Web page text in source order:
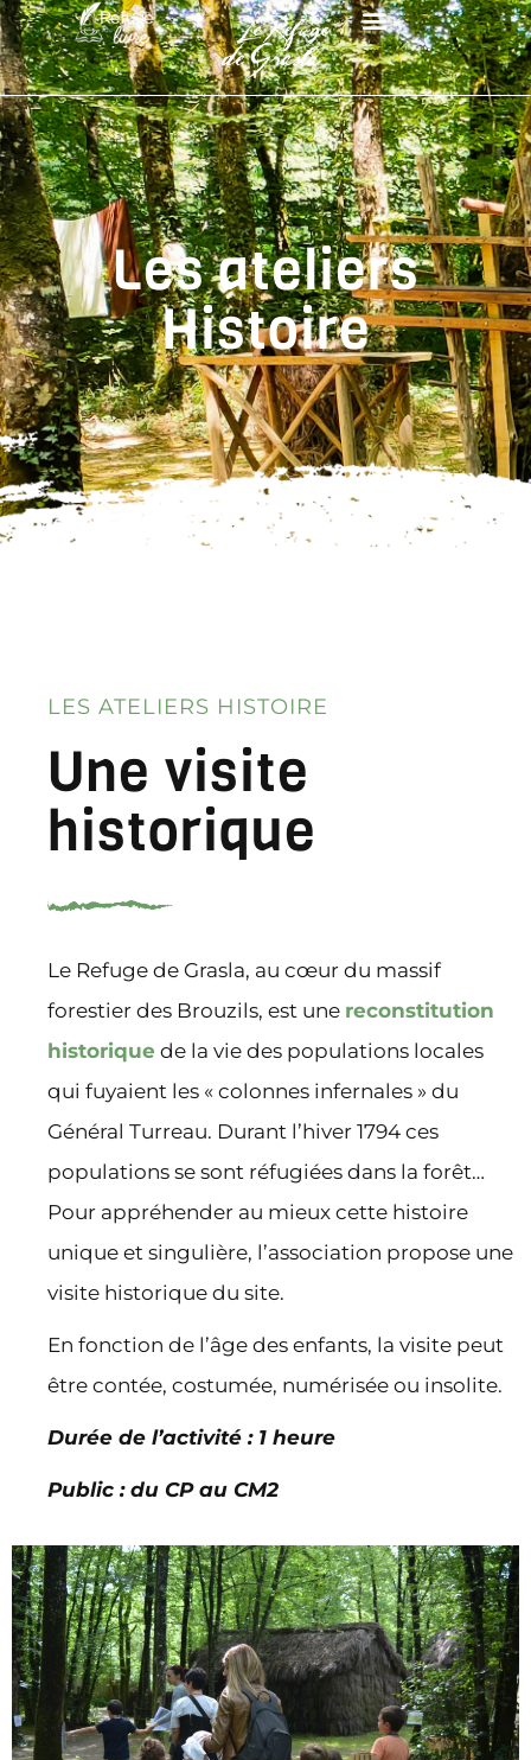
Les ateliers Histoire
Les ateliers
Histoire
LES ATELIERS HISTOIRE
Une visite
historique
Le Refuge de Grasla, au cœur du massif
forestier des Brouzils, est une reconstitution
historique de la vie des populations locales
qui fuyaient les « colonnes infernales » du
Général Turreau. Durant l’hiver 1794 ces
populations se sont réfugiées dans la forêt…
Pour appréhender au mieux cette histoire
unique et singulière, l’association propose une
visite historique du site.
En fonction de l’âge des enfants, la visite peut
être contée, costumée, numérisée ou insolite.
Durée de l’activité : 1 heure
Public : du CP au CM2